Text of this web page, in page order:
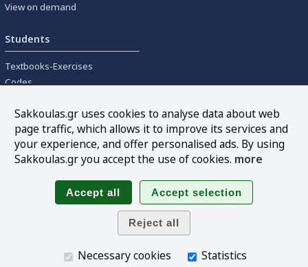
View on demand
Students
Textbooks-Exercises
Codes
Tools
Online interest calculation
Follow us
Sakkoulas.gr uses cookies to analyse data about web
page traffic, which allows it to improve its services and
your experience, and offer personalised ads. By using
Sakkoulas.gr you accept the use of cookies. more
Necessary cookies
Statistics